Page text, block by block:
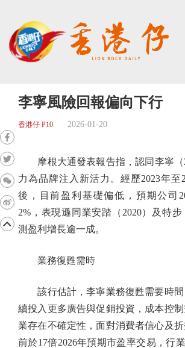
李寧風險回報偏向下行
香港仔 P10 2026-01-20
摩根大通發表報告指，認同李寧（
力為品牌注入新活力。經歷2023年至
後，目前盈利基礎偏低，預期公司
2%，表現遜同業安踏（2020）及特步
測盈利增長逾一成。
業務復甦需時
該行估計，李寧業務復甦需要時間
續投入更多廣告與促銷投資，成本控
業存在不確定性，面對消費者信心及
前於17倍2026年預期市盈率交易，行業